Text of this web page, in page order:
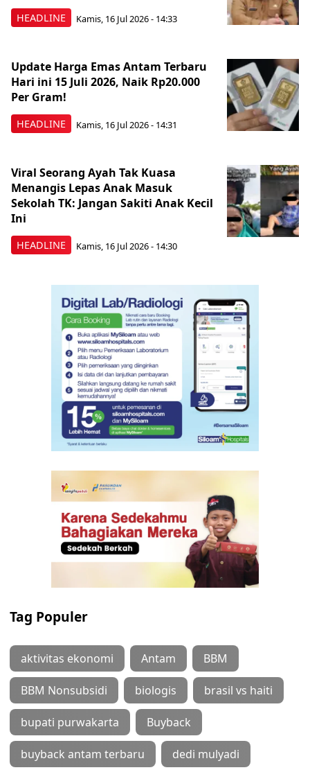
HEADLINE Kamis, 16 Jul 2026 - 14:33
HEADLINE
Update Harga Emas Antam Terbaru
Hari ini 15 Juli 2026, Naik Rp20.000
Per Gram!
Kamis, 16 Jul 2026 - 14:31
HEADLINE
Viral Seorang Ayah Tak Kuasa
Menangis Lepas Anak Masuk
Sekolah TK: Jangan Sakiti Anak Kecil
Ini
Kamis, 16 Jul 2026 - 14:30
Tag Populer
aktivitas ekonomi Antam BBM
BBM Nonsubsidi biologis brasil vs haiti
bupati purwakarta Buyback
buyback antam terbaru dedi mulyadi